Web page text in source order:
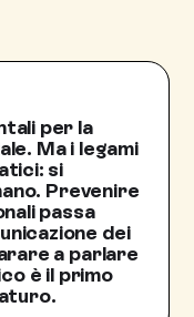
per la
Ma i legami
si
Prevenire
passa
dei
a parlare
è il primo